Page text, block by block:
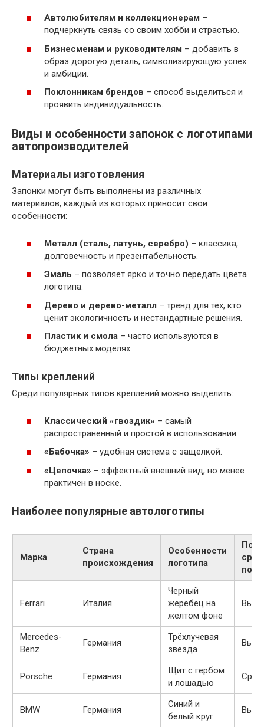
Автолюбителям и коллекционерам –
подчеркнуть связь со своим хобби и страстью.
Бизнесменам и руководителям – добавить в
образ дорогую деталь, символизирующую успех
и амбиции.
Поклонникам брендов – способ выделиться и
проявить индивидуальность.
Виды и особенности запонок с логотипами
автопроизводителей
Материалы изготовления
Запонки могут быть выполнены из различных
материалов, каждый из которых приносит свои
особенности:
Металл (сталь, латунь, серебро) – классика,
долговечность и презентабельность.
Эмаль – позволяет ярко и точно передать цвета
логотипа.
Дерево и дерево-металл – тренд для тех, кто
ценит экологичность и нестандартные решения.
Пластик и смола – часто используются в
бюджетных моделях.
Типы креплений
Среди популярных типов креплений можно выделить:
Классический «гвоздик» – самый
распространенный и простой в использовании.
«Бабочка» – удобная система с защелкой.
«Цепочка» – эффектный внешний вид, но менее
практичен в носке.
Наиболее популярные автологотипы
Марка
Страна
происхождения
Особенности
логотипа
Ferrari Италия
Черный
жеребец на
желтом фоне
Mercedes-
Benz
Германия
Трёхлучевая
звезда
Porsche Германия
Щит с гербом
и лошадью
BMW Германия
Синий и
белый круг